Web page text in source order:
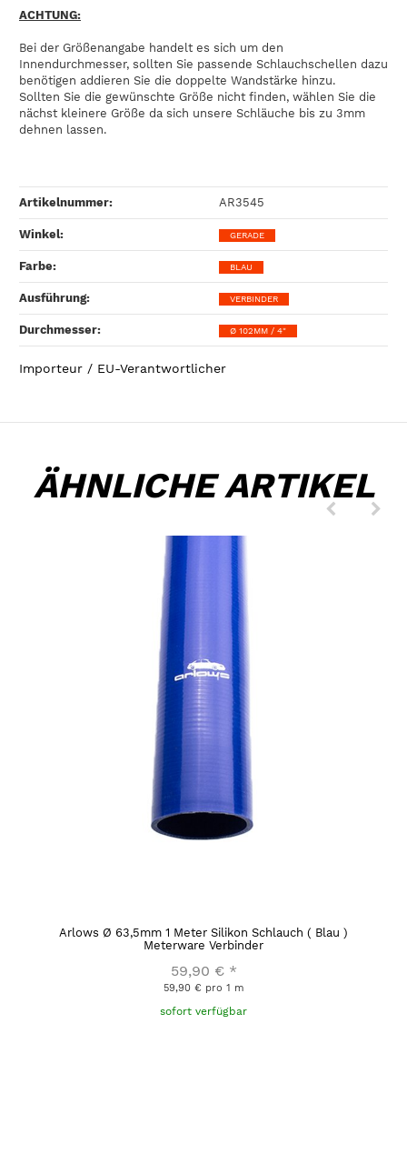
ACHTUNG:
Bei der Größenangabe handelt es sich um den
Innendurchmesser, sollten Sie passende Schlauchschellen dazu
benötigen addieren Sie die doppelte Wandstärke hinzu.
Sollten Sie die gewünschte Größe nicht finden, wählen Sie die
nächst kleinere Größe da sich unsere Schläuche bis zu 3mm
dehnen lassen.
Artikelnummer: AR3545
Winkel‍: GERADE
Farbe‍: BLAU
Ausführung‍: VERBINDER
Durchmesser‍: Ø 102MM / 4"
Importeur / EU-Verantwortlicher
ÄHNLICHE ARTIKEL
Arlows Ø 63,5mm 1 Meter Silikon Schlauch ( Blau )
Meterware Verbinder
59,90 € *
59,90 € pro 1 m
sofort verfügbar